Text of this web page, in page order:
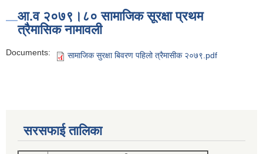
आ.व २०७९।८० सामाजिक सूरक्षा प्रथम
त्रैमासिक नामावली
Documents: सामाजिक सुरक्षा बिवरण पहिलो त्रैमासीक २०७९.pdf
सरसफाई तालिका